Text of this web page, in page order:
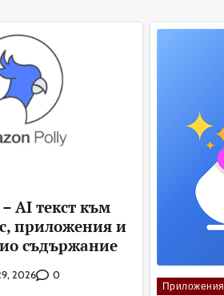
AI текст към
приложения и
съдържание
2026 0
Приложения